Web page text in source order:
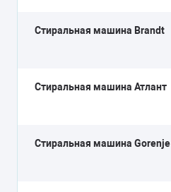
Стиральная машина Brandt
Стиральная машина Атлант
Стиральная машина Gorenje